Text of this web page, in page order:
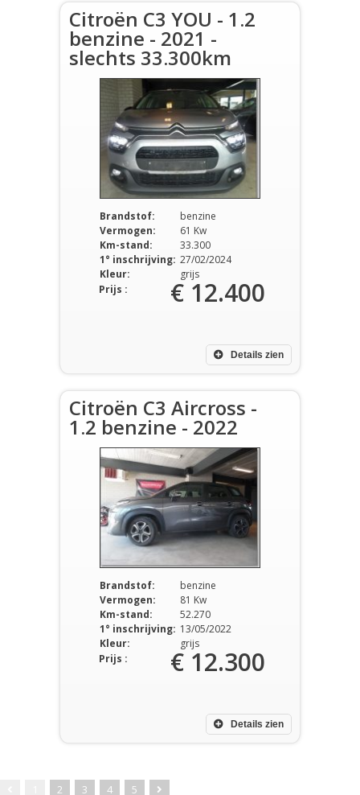
Citroën C3 YOU - 1.2
benzine - 2021 -
slechts 33.300km
Brandstof:
benzine
Vermogen:
61 Kw
Km-stand:
33.300
1° inschrijving: 27/02/2024
Kleur:
grijs
Details zien
Prijs : € 12.400
Citroën C3 Aircross -
1.2 benzine - 2022
Brandstof:
benzine
Vermogen:
81 Kw
Km-stand:
52.270
1° inschrijving: 13/05/2022
Kleur:
grijs
Details zien
Prijs : € 12.300
2 3 4 5